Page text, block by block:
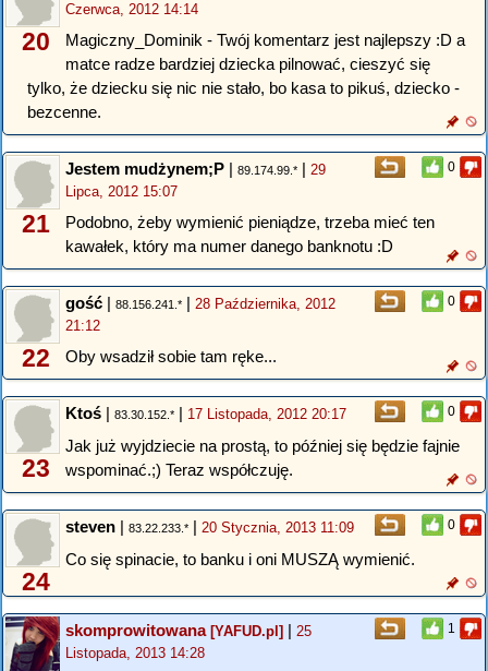
20
Czerwca, 2012 14:14
Magiczny_Dominik - Twój komentarz jest najlepszy :D a
matce radze bardziej dziecka pilnować, cieszyć się
tylko, że dziecku się nic nie stało, bo kasa to pikuś, dziecko -
bezcenne.
0
21
Jestem mudżynem;P | 89.174.99.* | 29
Lipca, 2012 15:07
Podobno, żeby wymienić pieniądze, trzeba mieć ten
kawałek, który ma numer danego banknotu :D
0
22
gość | 88.156.241.* | 28 Października, 2012
21:12
Oby wsadził sobie tam ręke...
0
23
Ktoś | 83.30.152.* | 17 Listopada, 2012 20:17
Jak już wyjdziecie na prostą, to później się będzie fajnie
wspominać.;) Teraz współczuję.
0
24
steven | 83.22.233.* | 20 Stycznia, 2013 11:09
Co się spinacie, to banku i oni MUSZĄ wymienić.
1
skomprowitowana[YAFUD.pl] | 25
Listopada, 2013 14:28